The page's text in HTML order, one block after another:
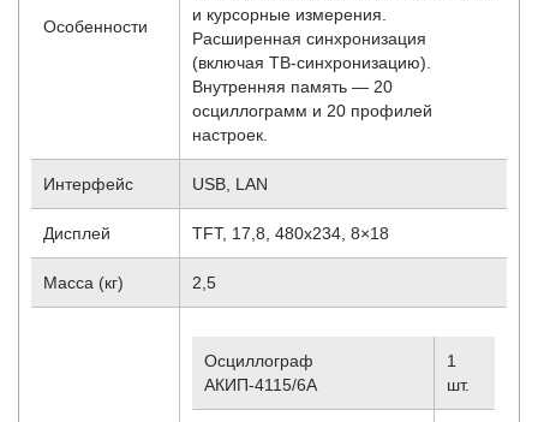
Особенности
и курсорные измерения.
Расширенная синхронизация
(включая ТВ-синхронизацию).
Внутренняя память — 20
осциллограмм и 20 профилей
настроек.
Интерфейс USB, LAN
Дисплей TFT, 17,8, 480х234, 8×18
Масса (кг) 2,5
Осциллограф
АКИП-4115/6A
1
шт.